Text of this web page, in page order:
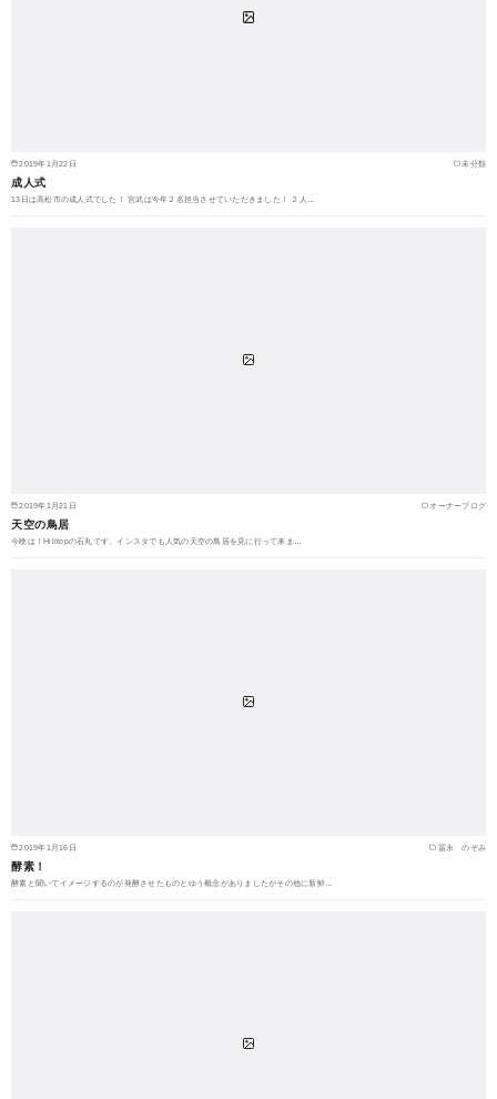
2019年1月22日 未分類
成人式
13日は高松市の成人式でした！ 宮武は今年２名担当させていただきました！ ２人…
2019年1月21日 オーナーブログ
天空の鳥居
今晩は！Hilltopの石丸です。インスタでも人気の天空の鳥居を見に行って来ま…
2019年1月16日 冨永 のぞみ
酵素！
酵素と聞いてイメージするのが発酵させたものとゆう概念がありましたがその他に新鮮…